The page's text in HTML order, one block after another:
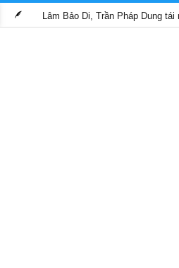
Lâm Bảo Di, Trần Pháp Dung tái ngộ màn